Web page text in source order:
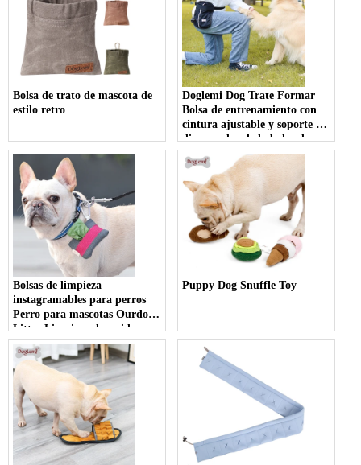
Bolsa de trato de mascota de
estilo retro
Doglemi Dog Trate Formar
Bolsa de entrenamiento con
cintura ajustable y soporte del
dispensador de la bolsa de
caca, lleva fácilmente la bolsa
de asas
Bolsas de limpieza
instagramables para perros
Perro para mascotas Ourdoor
Litter Limpieza de residuos
Bolsos Poop Holder Products
Puppy Dog Snuffle Toy